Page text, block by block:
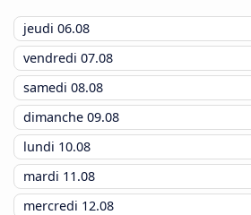
jeudi 06.08
vendredi 07.08
samedi 08.08
dimanche 09.08
lundi 10.08
mardi 11.08
mercredi 12.08